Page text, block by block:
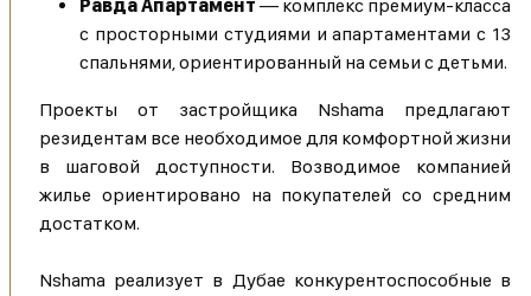
Равда Апартамент — комплекс премиум-класса
с просторными студиями и апартаментами с 13
спальнями, ориентированный на семьи с детьми.
Проекты от застройщика Nshama предлагают
резидентам все необходимое для комфортной жизни
в шаговой доступности. Возводимое компанией
жилье ориентировано на покупателей со средним
достатком.
Nshama реализует в Дубае конкурентоспособные в